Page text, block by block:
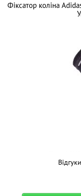
Фіксатор коліна
Відгуки